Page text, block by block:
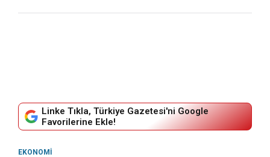
Linke Tıkla, Türkiye Gazetesi'ni Google
Favorilerine Ekle!
EKONOMI